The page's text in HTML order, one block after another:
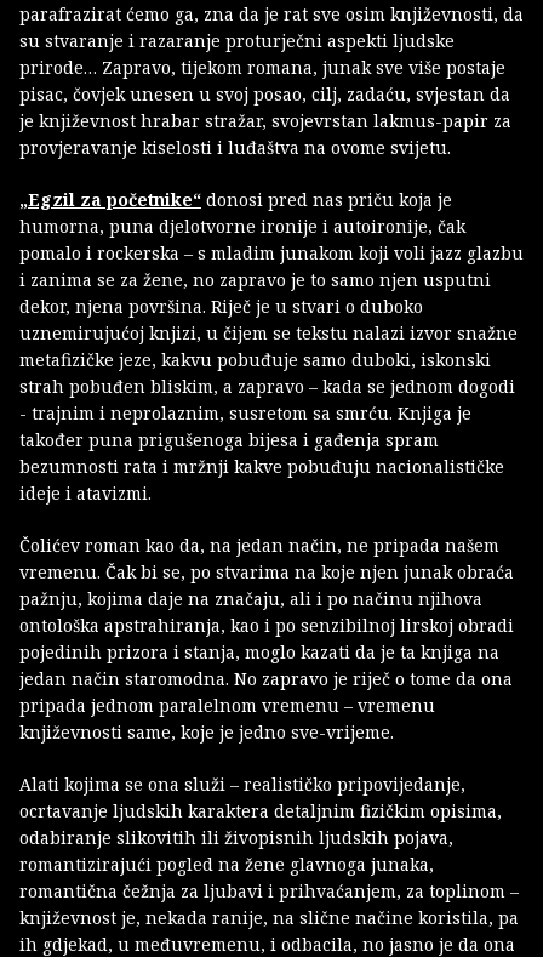
parafrazirat ćemo ga, zna da je rat sve osim književnosti, da
su stvaranje i razaranje proturječni aspekti ljudske
prirode… Zapravo, tijekom romana, junak sve više postaje
pisac, čovjek unesen u svoj posao, cilj, zadaću, svjestan da
je književnost hrabar stražar, svojevrstan lakmus-papir za
provjeravanje kiselosti i luđaštva na ovome svijetu.
„Egzil za početnike“ donosi pred nas priču koja je
humorna, puna djelotvorne ironije i autoironije, čak
pomalo i rockerska – s mladim junakom koji voli jazz glazbu
i zanima se za žene, no zapravo je to samo njen usputni
dekor, njena površina. Riječ je u stvari o duboko
uznemirujućoj knjizi, u čijem se tekstu nalazi izvor snažne
metafizičke jeze, kakvu pobuđuje samo duboki, iskonski
strah pobuđen bliskim, a zapravo – kada se jednom dogodi
- trajnim i neprolaznim, susretom sa smrću. Knjiga je
također puna prigušenoga bijesa i gađenja spram
bezumnosti rata i mržnji kakve pobuđuju nacionalističke
ideje i atavizmi.
Čolićev roman kao da, na jedan način, ne pripada našem
vremenu. Čak bi se, po stvarima na koje njen junak obraća
pažnju, kojima daje na značaju, ali i po načinu njihova
ontološka apstrahiranja, kao i po senzibilnoj lirskoj obradi
pojedinih prizora i stanja, moglo kazati da je ta knjiga na
jedan način staromodna. No zapravo je riječ o tome da ona
pripada jednom paralelnom vremenu – vremenu
književnosti same, koje je jedno sve-vrijeme.
Alati kojima se ona služi – realističko pripovijedanje,
ocrtavanje ljudskih karaktera detaljnim fizičkim opisima,
odabiranje slikovitih ili živopisnih ljudskih pojava,
romantizirajući pogled na žene glavnoga junaka,
romantična čežnja za ljubavi i prihvaćanjem, za toplinom –
književnost je, nekada ranije, na slične načine koristila, pa
ih gdjekad, u međuvremenu, i odbacila, no jasno je da ona